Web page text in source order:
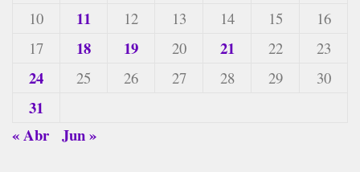
10
11 12 13 14 15
16
17
18 19 20 21 22 23
24 25 26 27 28 29 30
31
« Abr Jun »